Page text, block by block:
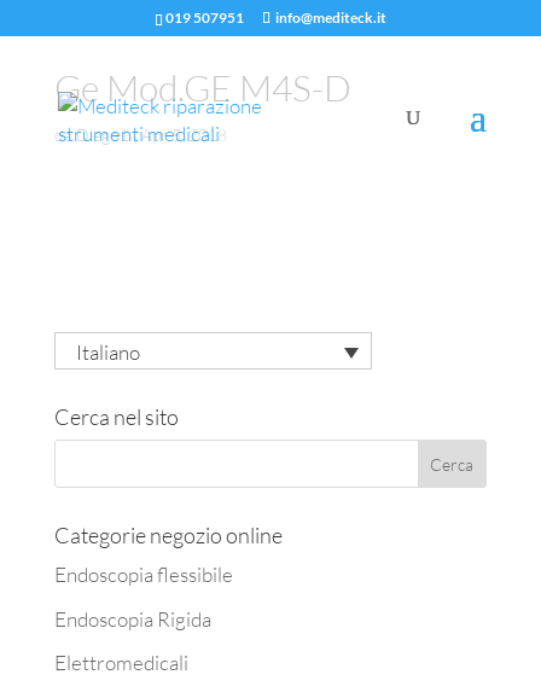
019 507951 info@mediteck.it
Ge Mod.GE M4S-D
daDiego1|Apr 5, 2018
Italiano
Cerca nel sito
Categorie negozio online
Endoscopia flessibile
Endoscopia Rigida
Elettromedicali